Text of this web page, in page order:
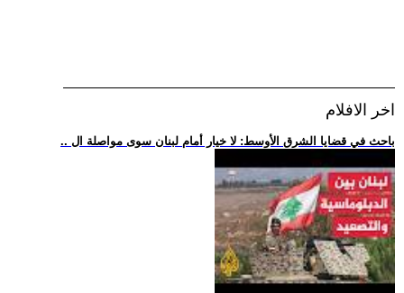
اخر الافلام
.. باحث في قضايا الشرق الأوسط: لا خيار أمام لبنان سوى مواصلة ال